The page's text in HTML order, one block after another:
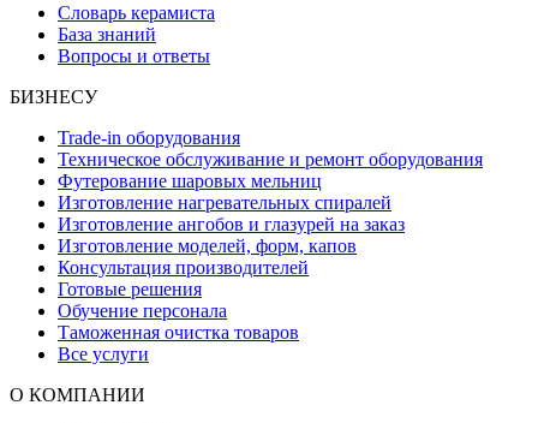
Словарь керамиста
База знаний
Вопросы и ответы
БИЗНЕСУ
Trade-in оборудования
Техническое обслуживание и ремонт оборудования
Футерование шаровых мельниц
Изготовление нагревательных спиралей
Изготовление ангобов и глазурей на заказ
Изготовление моделей, форм, капов
Консультация производителей
Готовые решения
Обучение персонала
Таможенная очистка товаров
Все услуги
О КОМПАНИИ